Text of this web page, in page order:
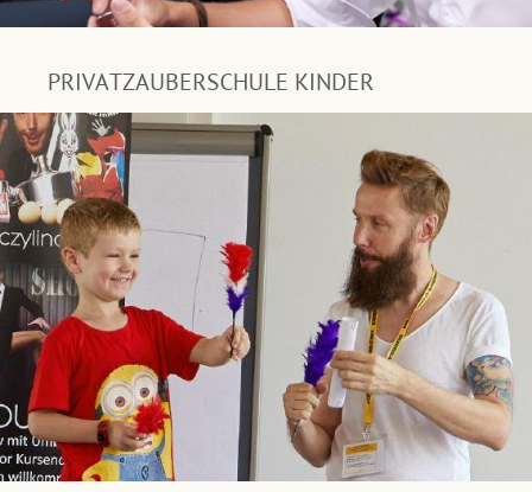
PRIVATZAUBERSCHULE KINDER